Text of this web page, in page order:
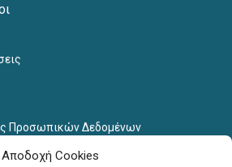
Αποδοχή Cookies
Προσωπικών Δεδομένων